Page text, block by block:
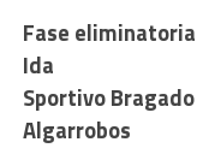
Fase
Ida
Sportivo
Algarrobos